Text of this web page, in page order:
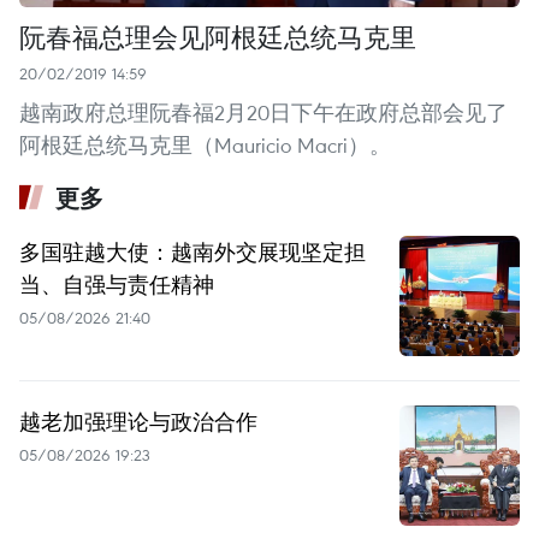
阮春福总理会见阿根廷总统马克里
20/02/2019 14:59
越南政府总理阮春福2月20日下午在政府总部会见了
阿根廷总统马克里（Mauricio Macri）。
更多
多国驻越大使：越南外交展现坚定担
当、自强与责任精神
05/08/2026 21:40
越老加强理论与政治合作
05/08/2026 19:23